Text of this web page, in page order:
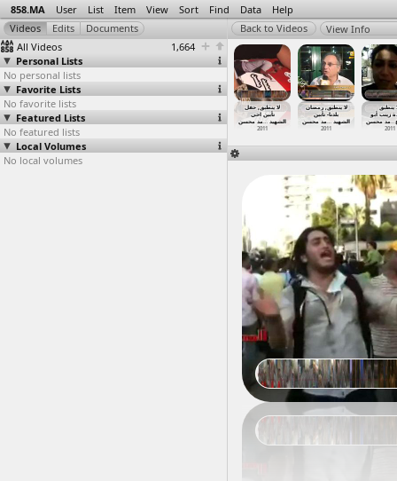
858.MA User List Item View Sort Find Data Help
All Videos
1,664
Personal Lists
No personal lists
Favorite Lists
No favorite lists
Featured Lists
No featured lists
Local Volumes
No local volumes
View Info
الشهيد
واقتحام
…
2011
لا ينطبق, برومو
عن الشهيد محمد
محسن (2 …مد محسن
2011
زكري ال
لا ينطبق, حفل
تأبين اخي
الشهيد …مد محسن
2011
لا ينطبق, رمضان
بلدنا- تأبين
الشهيد …مد محسن
2011
زينب أبو
…مد محسن
2011